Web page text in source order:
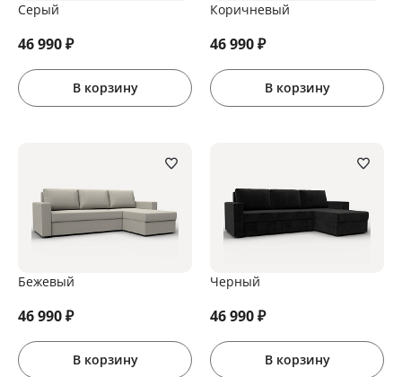
Серый
46 990₽
В корзину
Коричневый
46 990₽
В корзину
Бежевый
46 990₽
В корзину
Черный
46 990₽
В корзину